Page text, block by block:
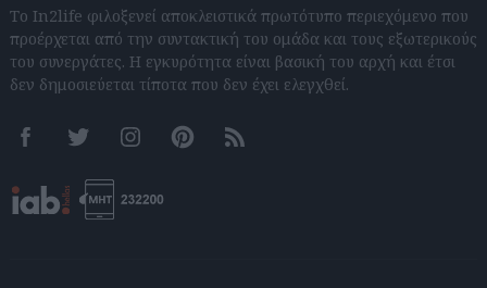
Το In2life φιλοξενεί αποκλειστικά πρωτότυπο περιεχόμενο που
προέρχεται από την συντακτική του ομάδα και τους εξωτερικούς
του συνεργάτες. Η εγκυρότητα είναι βασική του αρχή και έτσι
δεν δημοσιεύεται τίποτα που δεν έχει ελεγχθεί.
FacebookTwitter InstagramPinterestRSS feeds